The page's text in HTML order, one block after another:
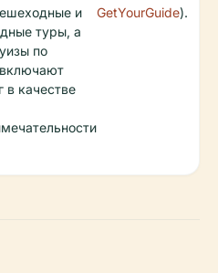
и
туры, а
по
в качестве
GetYourGuide).